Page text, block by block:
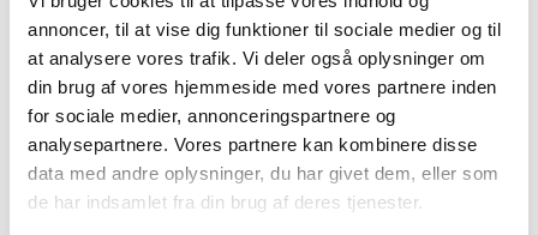
annoncer, til at vise dig funktioner til sociale medier og til
at analysere vores trafik. Vi deler også oplysninger om
din brug af vores hjemmeside med vores partnere inden
for sociale medier, annonceringspartnere og
analysepartnere. Vores partnere kan kombinere disse
data med andre oplysninger, du har givet dem, eller som
de har indsamlet fra din brug af deres tjenester.
baseret på kun 4 kageblandinger.
Du bestemmer selv hvor meget du vil pynte din kage, vi
giver dig tips og ideer til både nemme og flotte kager.
Få opskrifter og inspiration til skærekager her